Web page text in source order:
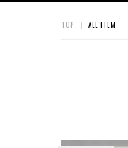
TOP | ALL ITEM